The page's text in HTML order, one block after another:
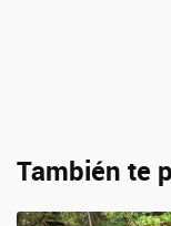
También te